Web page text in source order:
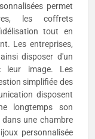
permet
les coffrets
tout en
Les entreprises,
disposer d'un
leur image. Les
simplifiée des
disposent
longtemps son
une chambre
personnalisée